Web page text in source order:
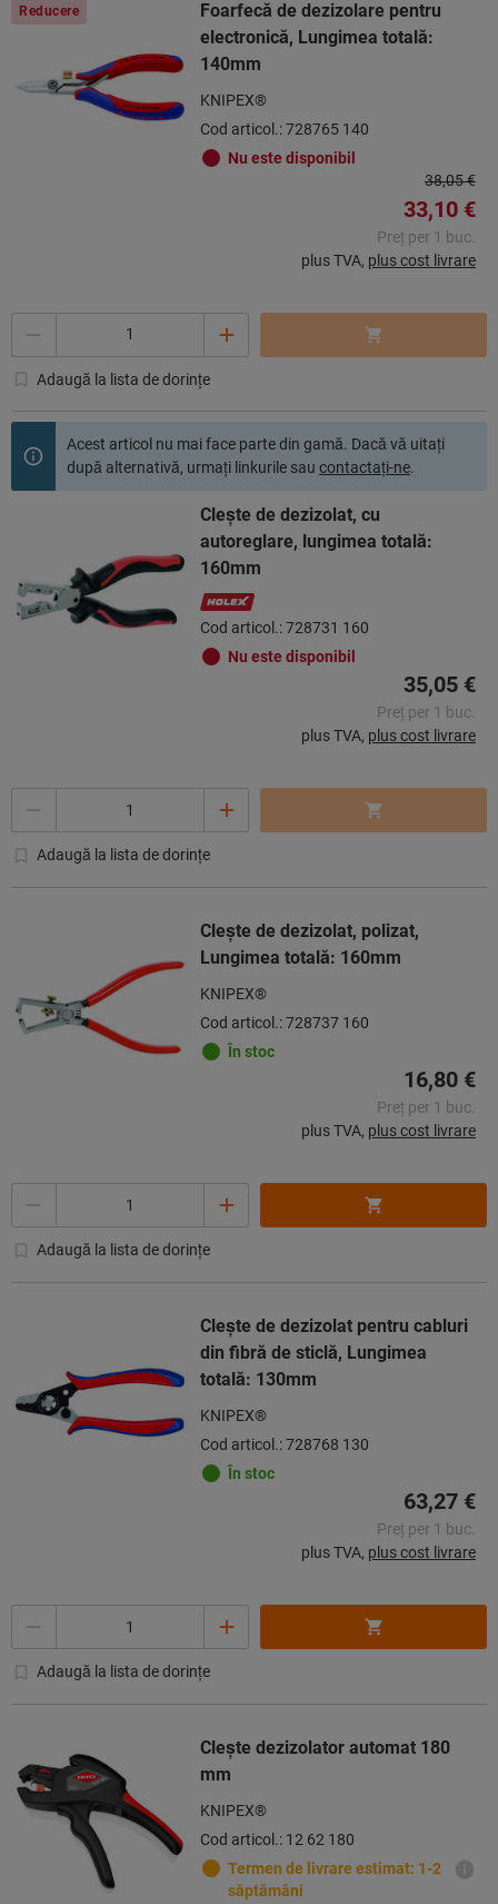
Reducere
Foarfecă de dezizolare pentru
electronică, Lungimea totală:
140mm
KNIPEX®
Cod articol.: 728765 140
Nu este disponibil
38,05 €
33,10 €
Preț per 1 buc.
plus TVA, plus cost livrare
Adaugă la lista de dorințe
Acest articol nu mai face parte din gamă. Dacă vă uitaţi
după alternativă, urmaţi linkurile sau contactaţi-ne.
Cleşte de dezizolat, cu
autoreglare, lungimea totală:
160mm
Cod articol.: 728731 160
Nu este disponibil
35,05 €
Preț per 1 buc.
plus TVA, plus cost livrare
Adaugă la lista de dorințe
Cleşte de dezizolat, polizat,
Lungimea totală: 160mm
KNIPEX®
Cod articol.: 728737 160
În stoc
16,80 €
Preț per 1 buc.
plus TVA, plus cost livrare
Adaugă la lista de dorințe
Clește de dezizolat pentru cabluri
din fibră de sticlă, Lungimea
totală: 130mm
KNIPEX®
Cod articol.: 728768 130
În stoc
63,27 €
Preț per 1 buc.
plus TVA, plus cost livrare
Adaugă la lista de dorințe
Clește dezizolator automat 180
mm
KNIPEX®
Cod articol.: 12 62 180
Termen de livrare estimat: 1-2
săptămâni